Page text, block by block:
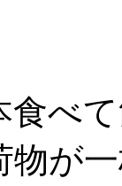
食べ
が